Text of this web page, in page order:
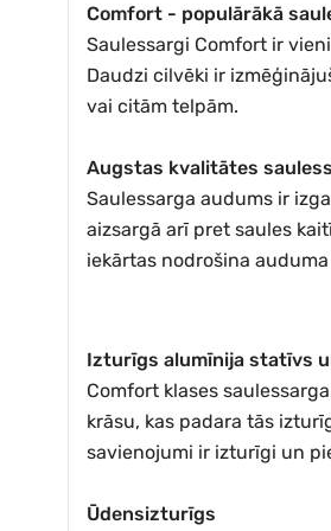
Comfort - populārākā
Saulessargi Comfort ir
Daudzi cilvēki ir
vai citām telpām.
Augstas kvalitātes
Saulessarga audums ir
aizsargā arī pret saules
iekārtas nodrošina
Izturīgs alumīnija statīvs
Comfort klases
krāsu, kas padara tās
savienojumi ir izturīgi un
Ūdensizturīgs